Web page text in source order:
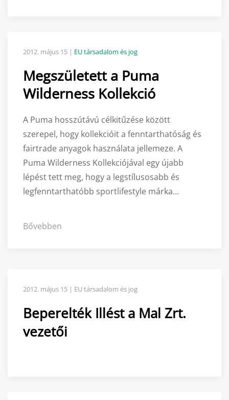
2012. május 15 | EU társadalom és jog
Megszületett a Puma
Wilderness Kollekció
A Puma hosszútávú célkitűzése között
szerepel, hogy kollekcióit a fenntarthatóság és
fairtrade anyagok használata jellemeze. A
Puma Wilderness Kollekciójával egy újabb
lépést tett meg, hogy a legstílusosabb és
legfenntarthatóbb sportlifestyle márka…
Bővebben
2012. május 15 | EU társadalom és jog
Beperelték Illést a Mal Zrt.
vezetői